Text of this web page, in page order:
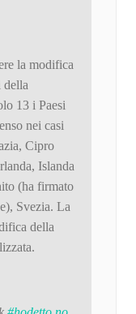
la modifica
della
13 i Paesi
nei casi
Cipro
Islanda
(ha firmato
Svezia. La
della